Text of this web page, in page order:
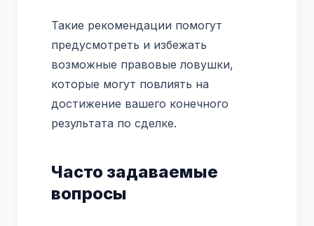
Такие рекомендации помогут
предусмотреть и избежать
возможные правовые ловушки,
которые могут повлиять на
достижение вашего конечного
результата по сделке.
Часто задаваемые
вопросы